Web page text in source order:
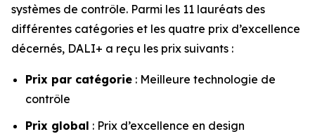
systèmes de contrôle. Parmi les 11 lauréats des
différentes catégories et les quatre prix d’excellence
décernés, DALI+ a reçu les prix suivants :
Prix par catégorie : Meilleure technologie de
contrôle
Prix global : Prix d’excellence en design